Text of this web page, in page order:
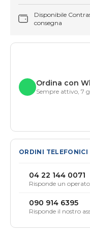
Disponibile
consegna
Ordina con
Sempre attivo, 7
ORDINI TELEFONICI
04 22 144 0071
Risponde un
090 914 6395
Risponde il nostro